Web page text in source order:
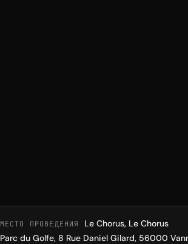
МЕСТО ПРОВЕДЕНИЯ
Le Chorus, Le Chorus
Parc du Golfe, 8 Rue Daniel Gilard, 56000